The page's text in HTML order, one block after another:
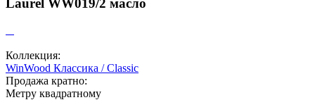
Laurel WW019/2 масло
Коллекция:
WinWood Классика / Classic
Продажа кратно:
Метру квадратному